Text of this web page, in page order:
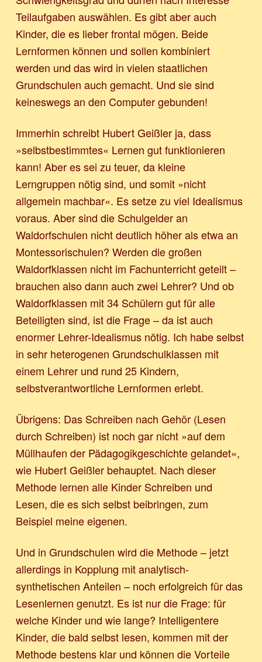
Teilaufgaben auswählen. Es gibt aber auch
Kinder, die es lieber frontal mögen. Beide
Lernformen können und sollen kombiniert
werden und das wird in vielen staatlichen
Grundschulen auch gemacht. Und sie sind
keineswegs an den Computer gebunden!
Immerhin schreibt Hubert Geißler ja, dass
»selbstbestimmtes« Lernen gut funktionieren
kann! Aber es sei zu teuer, da kleine
Lerngruppen nötig sind, und somit »nicht
allgemein machbar«. Es setze zu viel Idealismus
voraus. Aber sind die Schulgelder an
Waldorfschulen nicht deutlich höher als etwa an
Montessorischulen? Werden die großen
Waldorfklassen nicht im Fachunterricht geteilt –
brauchen also dann auch zwei Lehrer? Und ob
Waldorfklassen mit 34 Schülern gut für alle
Beteiligten sind, ist die Frage – da ist auch
enormer Lehrer-Idealismus nötig. Ich habe selbst
in sehr heterogenen Grundschulklassen mit
einem Lehrer und rund 25 Kindern,
selbstverantwortliche Lernformen erlebt.
Übrigens: Das Schreiben nach Gehör (Lesen
durch Schreiben) ist noch gar nicht »auf dem
Müllhaufen der Pädagogikgeschichte gelandet«,
wie Hubert Geißler behauptet. Nach dieser
Methode lernen alle Kinder Schreiben und
Lesen, die es sich selbst beibringen, zum
Beispiel meine eigenen.
Und in Grundschulen wird die Methode – jetzt
allerdings in Kopplung mit analytisch-
synthetischen Anteilen – noch erfolgreich für das
Lesenlernen genutzt. Es ist nur die Frage: für
welche Kinder und wie lange? Intelligentere
Kinder, die bald selbst lesen, kommen mit der
Methode bestens klar und können die Vorteile